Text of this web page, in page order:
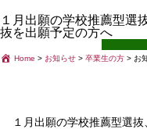
１月出願の学校推薦型選
抜を出願予定の方へ
Home > お知らせ > 卒業生の方 > お
１月出願の学校推薦型選